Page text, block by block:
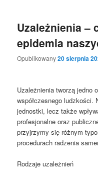
Uzależnienia –
epidemia
Opublikowany20 sierpnia
Uzależnienia tworzą jedno
współczesnego ludzkości.
jednostki, lecz także
profesjonalne oraz
przyjrzymy się różnym
procedurach radzenia
Rodzaje uzależnień